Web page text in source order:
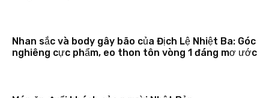
Nhan sắc và body gây bão của Địch Lệ Nhiệt Ba: Góc
nghiêng cực phẩm, eo thon tôn vòng 1 đáng mơ ước